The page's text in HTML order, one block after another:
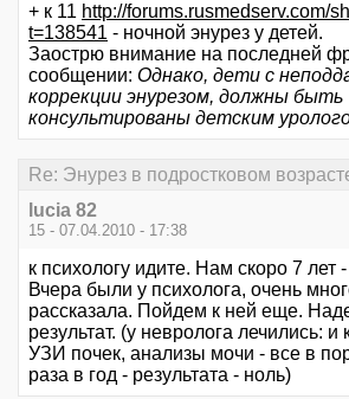
+ к 11 http://forums.rusmedserv.com/
t=138541 - ночной энурез у детей.
Заострю внимание на последней
сообщении: Однако, дети с
коррекции энурезом, должны быть
консультированы детским
Re: Энурез в подростковом
lucia 82
15 - 07.04.2010 - 17:38
к психологу идите. Нам скоро 7 лет
Вчера были у психолога, очень
рассказала. Пойдем к ней еще.
результат. (у невролога лечились: и
УЗИ почек, анализы мочи - все в
раза в год - результата - ноль)